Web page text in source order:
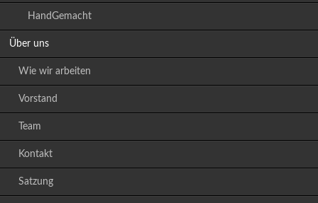
HandGemacht
Über uns
Wie wir arbeiten
Vorstand
Team
Kontakt
Satzung